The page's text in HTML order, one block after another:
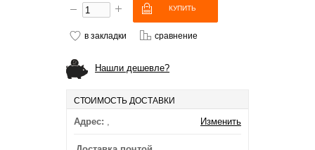
в закладки сравнение
Нашли дешевле?
СТОИМОСТЬ ДОСТАВКИ
Адрес: , Изменить